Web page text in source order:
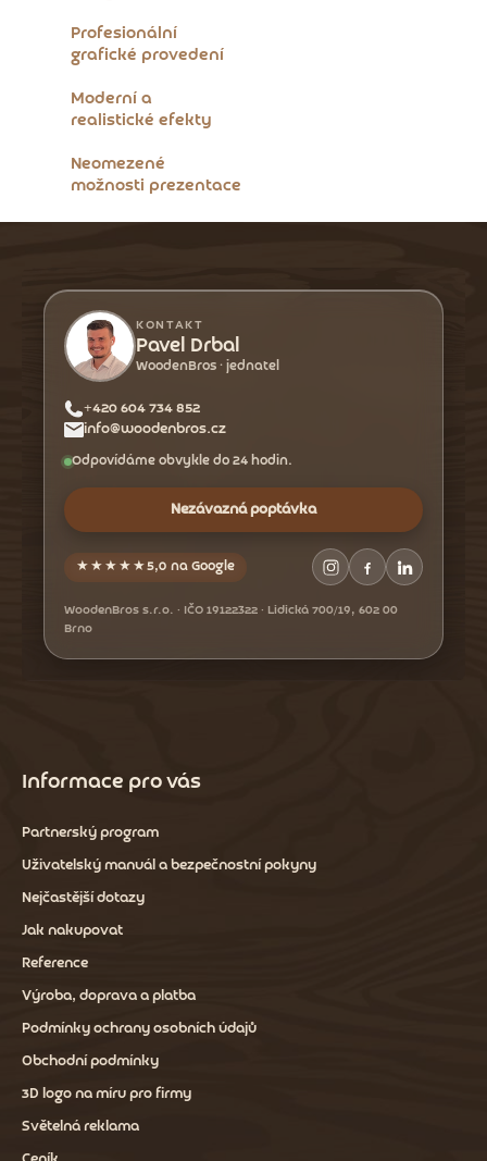
v
i
Profesionální
grafické provedení
Moderní a
realistické efekty
Neomezené
možnosti prezentace
Informace pro vás
Partnerský program
Uživatelský manuál a bezpečnostní pokyny
Nejčastější dotazy
Jak nakupovat
Reference
Výroba, doprava a platba
Podmínky ochrany osobních údajů
Obchodní podmínky
3D logo na míru pro firmy
Světelná reklama
KONTAKT
Pavel Drbal
WoodenBros · jednatel
+420 604 734 852
info@woodenbros.cz
Odpovídáme obvykle do 24 hodin.
Nezávazná poptávka
★★★★★5,0 na Google
WoodenBros s.r.o. · IČO 19122322 · Lidická 700/19, 602 00
Brno